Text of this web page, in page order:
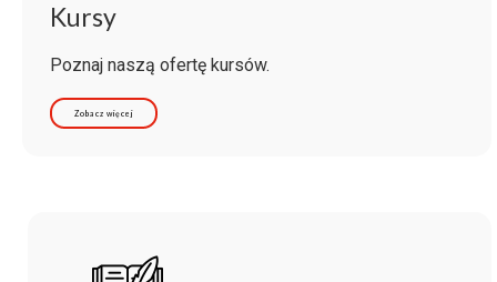
Kursy
Poznaj naszą ofertę kursów.
Zobacz więcej